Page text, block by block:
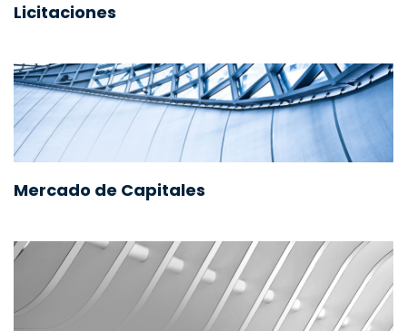
Licitaciones
Mercado de Capitales